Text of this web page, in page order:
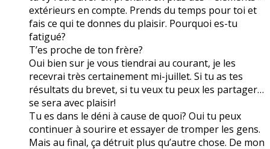
extérieurs en compte. Prends du temps pour toi et
fais ce qui te donnes du plaisir. Pourquoi es-tu
fatigué?
T’es proche de ton frère?
Oui bien sur je vous tiendrai au courant, je les
recevrai très certainement mi-juillet. Si tu as tes
résultats du brevet, si tu veux tu peux les partager…
se sera avec plaisir!
Tu es dans le déni à cause de quoi? Oui tu peux
continuer à sourire et essayer de tromper les gens.
Mais au final, ça détruit plus qu’autre chose. De mon